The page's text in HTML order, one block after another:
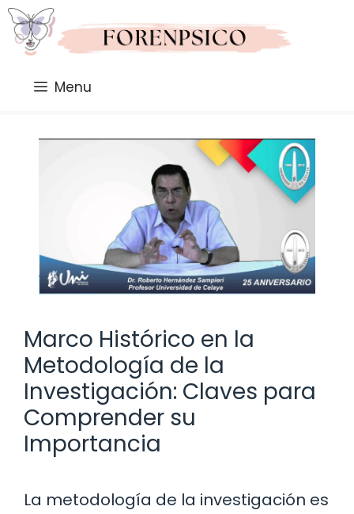
Saltar
al
contenido
Menu
Marco Histórico en la
Metodología de la
Investigación: Claves para
Comprender su
Importancia
La metodología de la investigación es